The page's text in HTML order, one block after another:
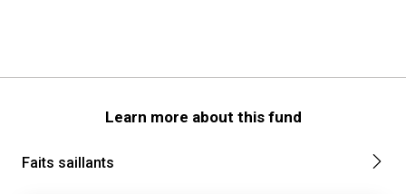
Learn more about this fund
Faits saillants